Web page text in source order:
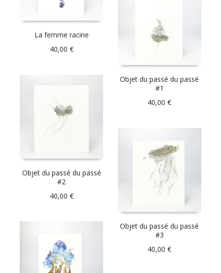
La femme racine
40,00 €
Objet du passé du passé
#1
40,00€
Objet du passé du passé
#2
40,00 €
Objet du passé du passé
#3
40,00€